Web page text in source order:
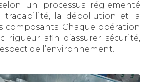
un processus réglementé
traçabilité, la dépollution et la
composants. Chaque opération
rigueur afin d’assurer sécurité,
de l’environnement.